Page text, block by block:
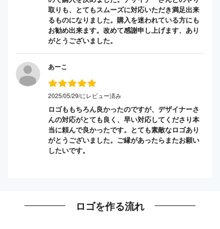
取りも、とてもスムーズに対応いただき満足出来
るものになりました。購入を迷われている方にも
お勧め出来ます。改めて感謝申し上げます、あり
がとうございました。
あーこ
2025/05/29/にレビュー済み
ロゴももちろん良かったのですが、デザイナーさ
んの対応がとても良く、早い対応してくださり本
当に頼んで良かったです。とても素敵なロゴあり
がとうございました。ご縁があったらまたお願い
したいです。
ロゴを作る流れ